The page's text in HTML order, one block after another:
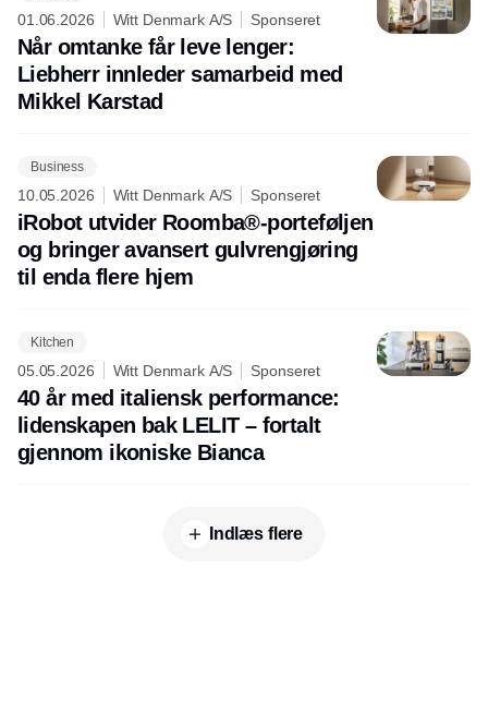
01.06.2026 Witt Denmark A/S Sponseret
Når omtanke får leve lenger:
Liebherr innleder samarbeid med
Mikkel Karstad
Business
10.05.2026 Witt Denmark A/S Sponseret
iRobot utvider Roomba®-porteføljen
og bringer avansert gulvrengjøring
til enda flere hjem
Kitchen
05.05.2026 Witt Denmark A/S Sponseret
40 år med italiensk performance:
lidenskapen bak LELIT – fortalt
gjennom ikoniske Bianca
Indlæs flere